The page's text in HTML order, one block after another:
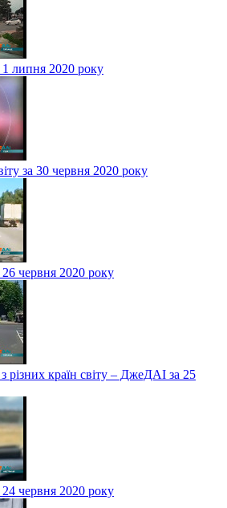
1 липня 2020 року
за 30 червня 2020 року
26 червня 2020 року
країн світу – ДжеДАІ за 25
24 червня 2020 року